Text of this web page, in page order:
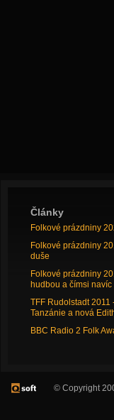
Články
Folkové prázdniny
Folkové prázdniny
duše
Folkové prázdniny
hudbou a čímsi navíc
TFF Rudolstadt
Tanzánie a nová
BBC Radio 2 Folk
© Copyright